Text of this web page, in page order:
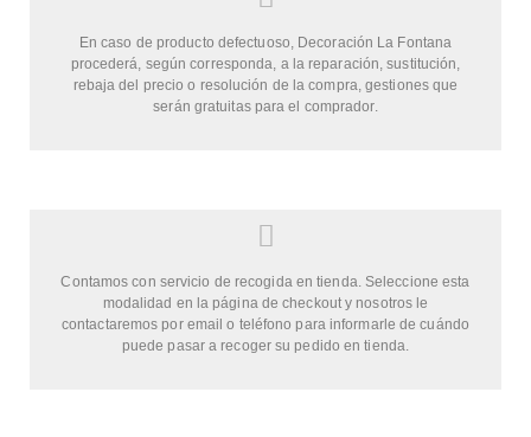
En caso de producto defectuoso, Decoración La Fontana
procederá, según corresponda, a la reparación, sustitución,
rebaja del precio o resolución de la compra, gestiones que
serán gratuitas para el comprador.
Contamos con servicio de recogida en tienda. Seleccione esta
modalidad en la página de checkout y nosotros le
contactaremos por email o teléfono para informarle de cuándo
puede pasar a recoger su pedido en tienda.